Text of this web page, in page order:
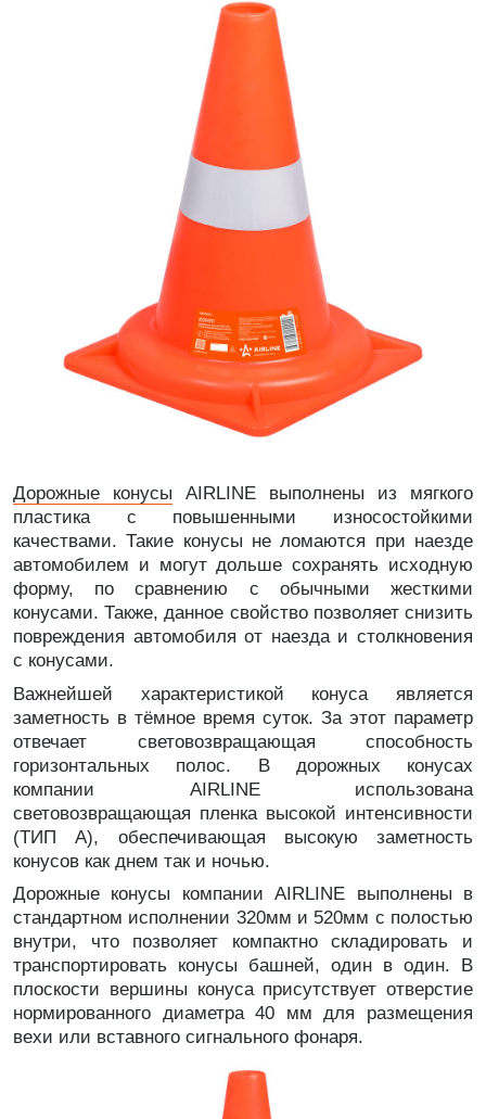
Дорожные конусы AIRLINE выполнены из мягкого
пластика с повышенными износостойкими
качествами. Такие конусы не ломаются при наезде
автомобилем и могут дольше сохранять исходную
форму, по сравнению с обычными жесткими
конусами. Также, данное свойство позволяет снизить
повреждения автомобиля от наезда и столкновения
с конусами.
Важнейшей характеристикой конуса является
заметность в тёмное время суток. За этот параметр
отвечает световозвращающая способность
горизонтальных полос. В дорожных конусах
компании AIRLINE использована
световозвращающая пленка высокой интенсивности
(ТИП А), обеспечивающая высокую заметность
конусов как днем так и ночью.
Дорожные конусы компании AIRLINE выполнены в
стандартном исполнении 320мм и 520мм с полостью
внутри, что позволяет компактно складировать и
транспортировать конусы башней, один в один. В
плоскости вершины конуса присутствует отверстие
нормированного диаметра 40 мм для размещения
вехи или вставного сигнального фонаря.